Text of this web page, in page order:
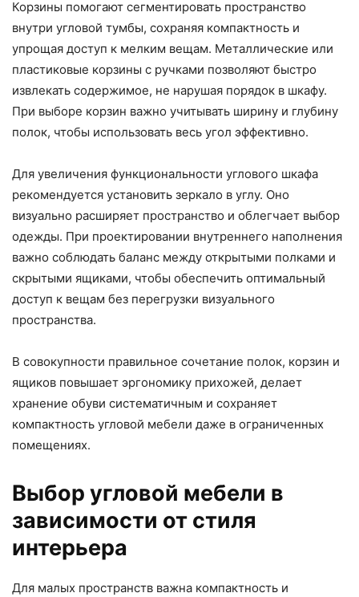
Корзины помогают сегментировать пространство
внутри угловой тумбы, сохраняя компактность и
упрощая доступ к мелким вещам. Металлические или
пластиковые корзины с ручками позволяют быстро
извлекать содержимое, не нарушая порядок в шкафу.
При выборе корзин важно учитывать ширину и глубину
полок, чтобы использовать весь угол эффективно.
Для увеличения функциональности углового шкафа
рекомендуется установить зеркало в углу. Оно
визуально расширяет пространство и облегчает выбор
одежды. При проектировании внутреннего наполнения
важно соблюдать баланс между открытыми полками и
скрытыми ящиками, чтобы обеспечить оптимальный
доступ к вещам без перегрузки визуального
пространства.
В совокупности правильное сочетание полок, корзин и
ящиков повышает эргономику прихожей, делает
хранение обуви систематичным и сохраняет
компактность угловой мебели даже в ограниченных
помещениях.
Выбор угловой мебели в
зависимости от стиля
интерьера
Для малых пространств важна компактность и